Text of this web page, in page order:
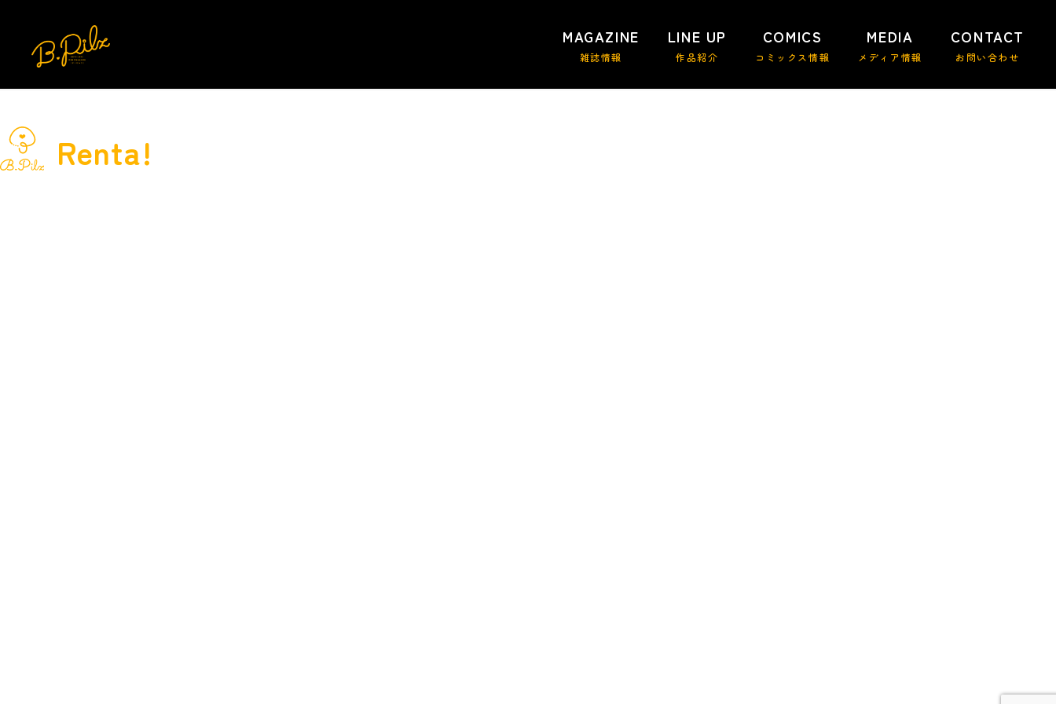
MAGAZINE
雑誌情報
LINE UP
作品紹介
COMICS
コミックス情報
MEDIA
メディア情報
CONTACT
お問い合わせ
Renta!